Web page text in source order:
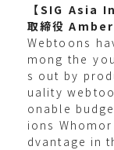
【SIG Asia
取締役 Amber
Webtoons
mong the
s out by
uality
onable
ions
dvantage in